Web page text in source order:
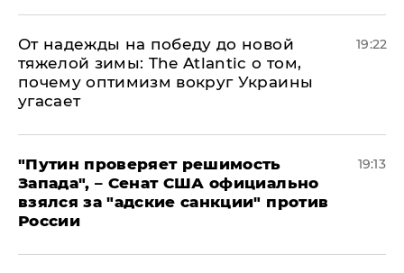
От надежды на победу до новой
тяжелой зимы: The Atlantic о том,
почему оптимизм вокруг Украины
угасает
19:22
"Путин проверяет решимость
Запада", – Сенат США официально
взялся за "адские санкции" против
России
19:13